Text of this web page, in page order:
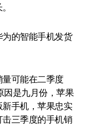
的智能手机发货
可能在二季度
因是九月份，苹果
手机，苹果忠实
三季度的手机销